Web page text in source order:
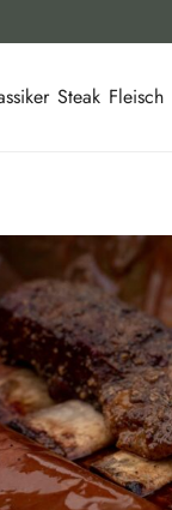
Steak Fleisch